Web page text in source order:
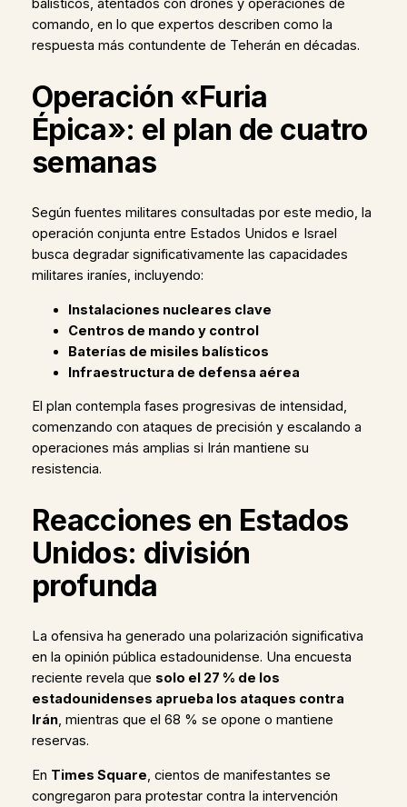
balísticos, atentados con drones y operaciones de
comando, en lo que expertos describen como la
respuesta más contundente de Teherán en décadas.
Operación «Furia
Épica»: el plan de cuatro
semanas
Según fuentes militares consultadas por este medio, la
operación conjunta entre Estados Unidos e Israel
busca degradar significativamente las capacidades
militares iraníes, incluyendo:
Instalaciones nucleares clave
Centros de mando y control
Baterías de misiles balísticos
Infraestructura de defensa aérea
El plan contempla fases progresivas de intensidad,
comenzando con ataques de precisión y escalando a
operaciones más amplias si Irán mantiene su
resistencia.
Reacciones en Estados
Unidos: división
profunda
La ofensiva ha generado una polarización significativa
en la opinión pública estadounidense. Una encuesta
reciente revela que solo el 27 % de los
estadounidenses aprueba los ataques contra
Irán, mientras que el 68 % se opone o mantiene
reservas.
En Times Square, cientos de manifestantes se
congregaron para protestar contra la intervención